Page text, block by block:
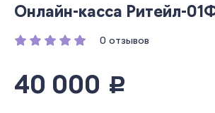
Онлайн-касса Ритейл-
0 отзывов
40 000 руб.